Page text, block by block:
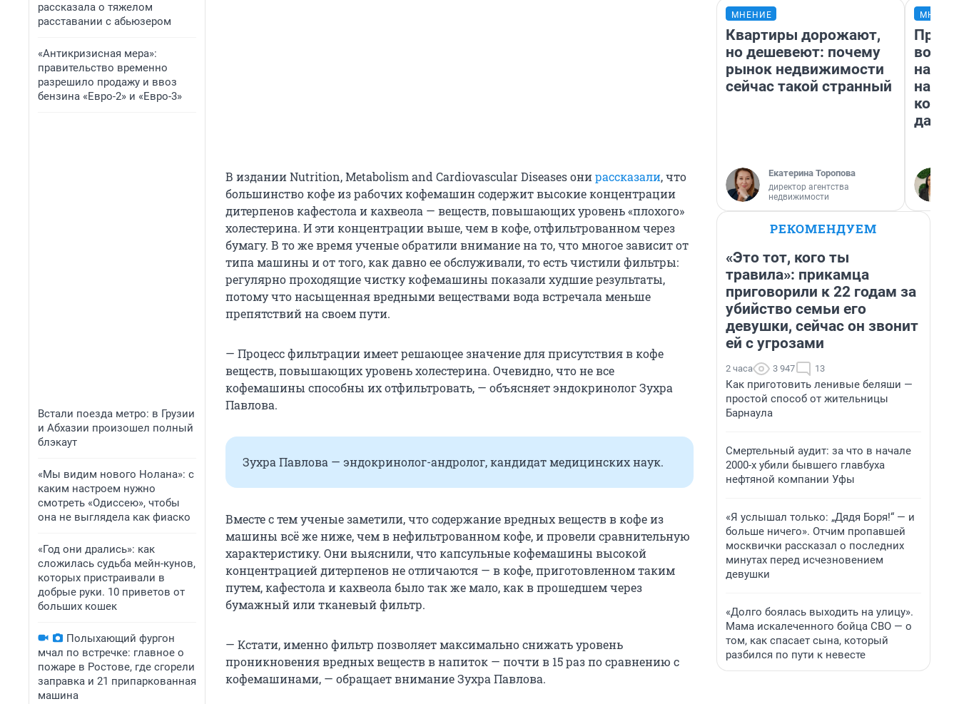
рассказала о тяжелом
расставании с абьюзером
«Антикризисная мера»:
правительство временно
разрешило продажу и ввоз
бензина «Евро-2» и «Евро-3»
Встали поезда метро: в Грузии
и Абхазии произошел полный
блэкаут
«Мы видим нового Нолана»: с
каким настроем нужно
смотреть «Одиссею», чтобы
она не выглядела как фиаско
«Год они дрались»: как
сложилась судьба мейн-кунов,
которых пристраивали в
добрые руки. 10 приветов от
больших кошек
Полыхающий фургон
мчал по встречке: главное о
пожаре в Ростове, где сгорели
заправка и 21 припаркованная
машина
В издании Nutrition, Metabolism and Cardiovascular Diseases онирассказали, что
большинство кофе из рабочих кофемашин содержит высокие концентрации
дитерпенов кафестола и кахвеола — веществ, повышающих уровень «плохого»
холестерина. И эти концентрации выше, чем в кофе, отфильтрованном через
бумагу. В то же время ученые обратили внимание на то, что многое зависит от
типа машины и от того, как давно ее обслуживали, то есть чистили фильтры:
регулярно проходящие чистку кофемашины показали худшие результаты,
потому что насыщенная вредными веществами вода встречала меньше
препятствий на своем пути.
— Процесс фильтрации имеет решающее значение для присутствия в кофе
веществ, повышающих уровень холестерина. Очевидно, что не все
кофемашины способны их отфильтровать, — объясняет эндокринолог Зухра
Павлова.
Зухра Павлова — эндокринолог-андролог, кандидат медицинских наук.
Вместе с тем ученые заметили, что содержание вредных веществ в кофе из
машины всё же ниже, чем в нефильтрованном кофе, и провели сравнительную
характеристику. Они выяснили, что капсульные кофемашины высокой
концентрацией дитерпенов не отличаются — в кофе, приготовленном таким
путем, кафестола и кахвеола было так же мало, как в прошедшем через
бумажный или тканевый фильтр.
— Кстати, именно фильтр позволяет максимально снижать уровень
проникновения вредных веществ в напиток — почти в 15 разпо сравнению с
кофемашинами, — обращает внимание Зухра Павлова.
МНЕНИЕ
Квартиры дорожают,
но дешевеют: почему
рынок недвижимости
сейчас такой странный
Екатерина Торопова
директор агентства
недвижимости
нам
даже
РЕКОМЕНДУЕМ
«Это тот, кого ты
травила»: прикамца
приговорили к 22 годам за
убийство семьи его
девушки, сейчас он звонит
ей с угрозами
2 часа 3 947 13
Как приготовить ленивые беляши —
простой способ от жительницы
Барнаула
Смертельный аудит: за что в начале
2000-х убили бывшего главбуха
нефтяной компании Уфы
«Я услышал только: „Дядя Боря!“ — и
больше ничего». Отчим пропавшей
москвички рассказал о последних
минутах перед исчезновением
девушки
«Долго боялась выходить на улицу».
Мама искалеченного бойца СВО — о
том, как спасает сына, который
разбился по пути к невесте